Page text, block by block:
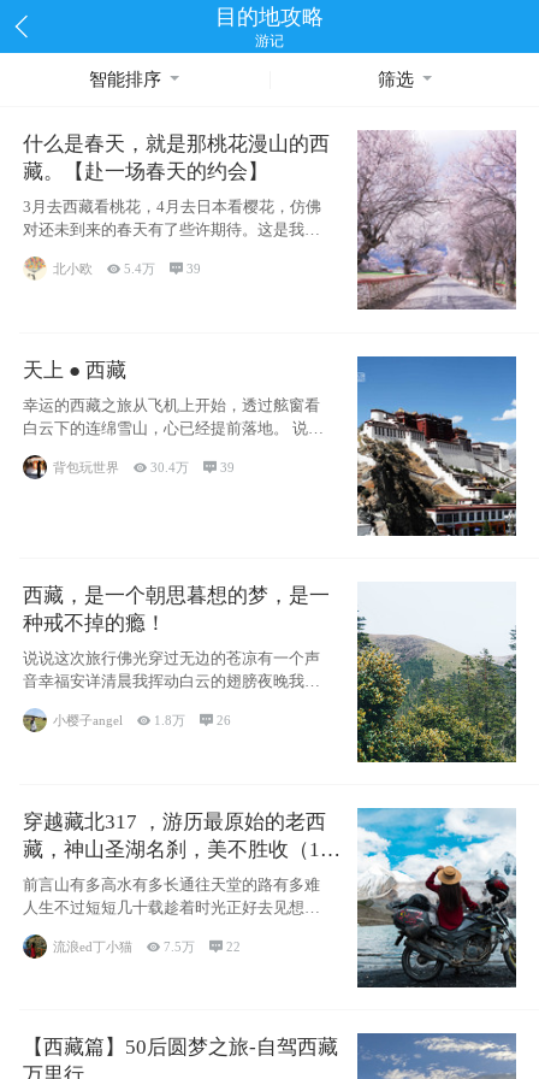
目的地攻略
游记
智能排序 筛选
什么是春天，就是那桃花漫山的西
藏。【赴一场春天的约会】
3月去西藏看桃花，4月去日本看樱花，仿佛
对还未到来的春天有了些许期待。这是我去
西藏前在备忘录里写下的话
北小欧  5.4万  39
天上 ● 西藏
幸运的西藏之旅从飞机上开始，透过舷窗看
白云下的连绵雪山，心已经提前落地。 说此
背包玩世界  30.4万  39
西藏，是一个朝思暮想的梦，是一
种戒不掉的瘾！
说说这次旅行佛光穿过无边的苍凉有一个声
音幸福安详清晨我挥动白云的翅膀夜晚我匍
匐在你的
小樱子angel  1.8万 26
穿越藏北317 ，游历最原始的老西
藏，神山圣湖名刹，美不胜收（11
天详细自驾攻略）
前言山有多高水有多长通往天堂的路有多难
人生不过短短几十载趁着时光正好去见想见
流浪ed丁小猫 7.5万 22
【西藏篇】50后圆梦之旅-自驾西藏